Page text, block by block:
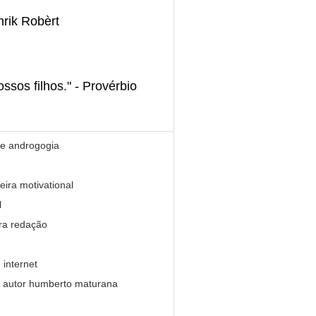
Robèrt
filhos." - Provérbio
androgogia
motivational
redação
internet
humberto maturana